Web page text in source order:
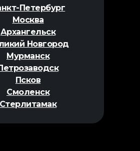
Петербург
Москва
Архангельск
Новгород
Мурманск
Псков
Смоленск
Стерлитамак